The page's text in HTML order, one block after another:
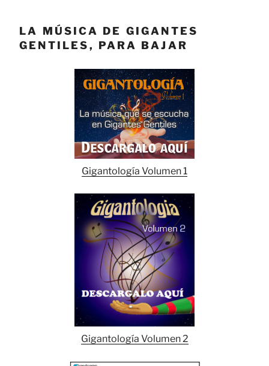
LA MÚSICA DE GIGANTES
GENTILES, PARA BAJAR
Gigantología Volumen 1
Gigantología Volumen 2